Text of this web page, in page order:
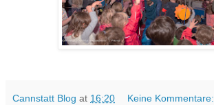
Cannstatt Blog at 16:20 Keine Kommentare: